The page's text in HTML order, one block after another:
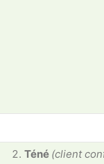
Téné (client